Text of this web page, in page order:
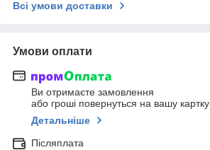
Всі умови доставки
Умови оплати
Ви отримаєте замовлення
або гроші повернуться на вашу картку
Детальніше
Післяплата